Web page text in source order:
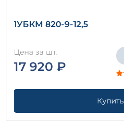
1УБКМ 820-9-12,5
Цена за шт.
17 920 ₽
Купить